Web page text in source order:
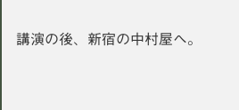
講演の後、新宿の中村屋へ。